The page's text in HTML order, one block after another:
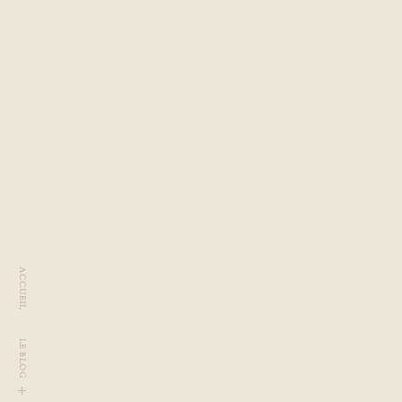
ACCUEIL
LE BLOG